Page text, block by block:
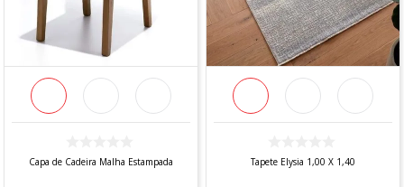
Capa de Cadeira Malha Estampada Tapete Elysia 1,00 X 1,40